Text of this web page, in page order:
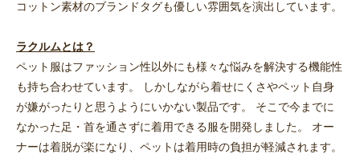
コットン素材のブランドタグも優しい雰囲気を演出しています。
ラクルムとは？
ペット服はファッション性以外にも様々な悩みを解決する機能性
も持ち合わせています。 しかしながら着せにくさやペット自身
が嫌がったりと思うようにいかない製品です。 そこで今までに
なかった足・首を通さずに着用できる服を開発しました。 オー
ナーは着脱が楽になり、ペットは着用時の負担が軽減されます。